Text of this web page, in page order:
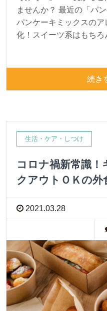
ませんか？ 最近の「パ
パンケーキミックスの
化！スイーツ系はもち
続き
生活・ケア・しつけ
コロナ禍新常識
クアウトＯＫの外
2021.03.28